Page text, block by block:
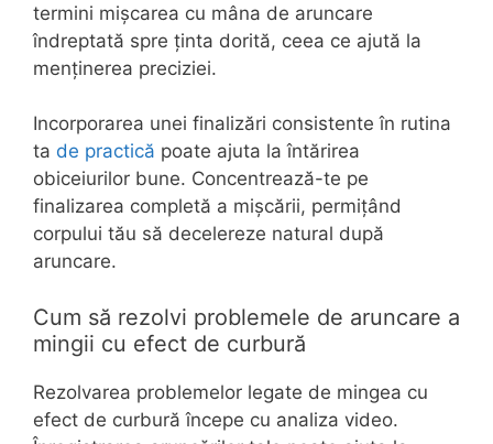
termini mișcarea cu mâna de aruncare
îndreptată spre ținta dorită, ceea ce ajută la
menținerea preciziei.
Incorporarea unei finalizări consistente în rutina
ta de practică poate ajuta la întărirea
obiceiurilor bune. Concentrează-te pe
finalizarea completă a mișcării, permițând
corpului tău să decelereze natural după
aruncare.
Cum să rezolvi problemele de aruncare a
mingii cu efect de curbură
Rezolvarea problemelor legate de mingea cu
efect de curbură începe cu analiza video.